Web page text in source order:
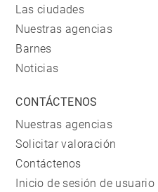
Las ciudades
Nuestras agencias
Barnes
Noticias
CONTÁCTENOS
Nuestras agencias
Solicitar valoración
Contáctenos
Inicio de sesión de usuario